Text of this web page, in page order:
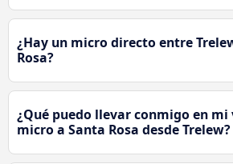
¿Hay un micro directo entre
Rosa?
¿Qué puedo llevar conmigo en mi
micro a Santa Rosa desde Trelew?